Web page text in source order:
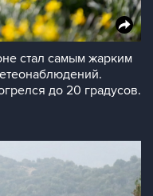
стал самым жарким
до 20 градусов.